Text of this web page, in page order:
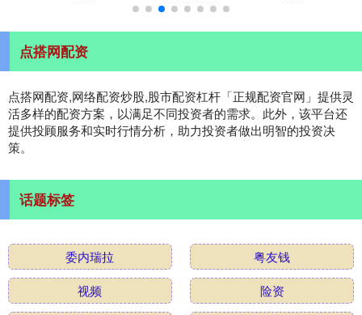
点搭网配资
点搭网配资,网络配资炒股,股市配资杠杆「正规配资官网」提供灵
活多样的配资方案，以满足不同投资者的需求。此外，该平台还
提供投顾服务和实时行情分析，助力投资者做出明智的投资决
策。
话题标签
委内瑞拉
粤友钱
视频
险资